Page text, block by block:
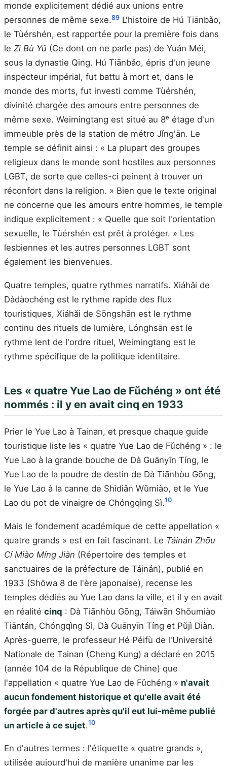
monde explicitement dédié aux unions entre
personnes de même sexe.89 L'histoire de Hú Tiānbǎo,
le Tùérshén, est rapportée pour la première fois dans
le Zǐ Bù Yǔ (Ce dont on ne parle pas) de Yuán Méi,
sous la dynastie Qing. Hú Tiānbǎo, épris d'un jeune
inspecteur impérial, fut battu à mort et, dans le
monde des morts, fut investi comme Tùérshén,
divinité chargée des amours entre personnes de
même sexe. Weimingtang est situé au 8ᵉ étage d'un
immeuble près de la station de métro Jǐng'ān. Le
temple se définit ainsi : « La plupart des groupes
religieux dans le monde sont hostiles aux personnes
LGBT, de sorte que celles-ci peinent à trouver un
réconfort dans la religion. » Bien que le texte original
ne concerne que les amours entre hommes, le temple
indique explicitement : « Quelle que soit l'orientation
sexuelle, le Tùérshén est prêt à protéger. » Les
lesbiennes et les autres personnes LGBT sont
également les bienvenues.
Quatre temples, quatre rythmes narratifs. Xiáhǎi de
Dàdàochéng est le rythme rapide des flux
touristiques, Xiáhǎi de Sōngshān est le rythme
continu des rituels de lumière, Lónghsān est le
rythme lent de l'ordre rituel, Weimingtang est le
rythme spécifique de la politique identitaire.
Les « quatre Yue Lao de Fǔchéng » ont été
nommés : il y en avait cinq en 1933
Prier le Yue Lao à Tainan, et presque chaque guide
touristique liste les « quatre Yue Lao de Fǔchéng » : le
Yue Lao à la grande bouche de Dà Guānyīn Tíng, le
Yue Lao de la poudre de destin de Dà Tiānhòu Gōng,
le Yue Lao à la canne de Shìdiǎn Wǔmiào, et le Yue
Lao du pot de vinaigre de Chóngqìng Sì.10
Mais le fondement académique de cette appellation «
quatre grands » est en fait fascinant. Le Táinán Zhōu
Cí Miào Míng Jiàn (Répertoire des temples et
sanctuaires de la préfecture de Táinán), publié en
1933 (Shōwa 8 de l'ère japonaise), recense les
temples dédiés au Yue Lao dans la ville, et il y en avait
en réalité cinq : Dà Tiānhòu Gōng, Táiwān Shǒumiào
Tiāntán, Chóngqìng Sì, Dà Guānyīn Tíng et Pǔjì Diàn.
Après-guerre, le professeur Hé Péifù de l'Université
Nationale de Tainan (Cheng Kung) a déclaré en 2015
(année 104 de la République de Chine) que
l'appellation « quatre Yue Lao de Fǔchéng » n'avait
aucun fondement historique et qu'elle avait été
forgée par d'autres après qu'il eut lui-même publié
un article à ce sujet.10
En d'autres termes : l'étiquette « quatre grands »,
utilisée aujourd'hui de manière unanime par les